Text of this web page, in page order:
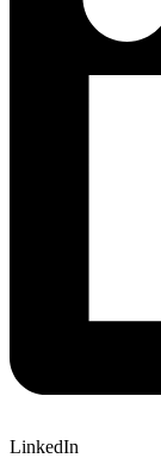
LinkedIn